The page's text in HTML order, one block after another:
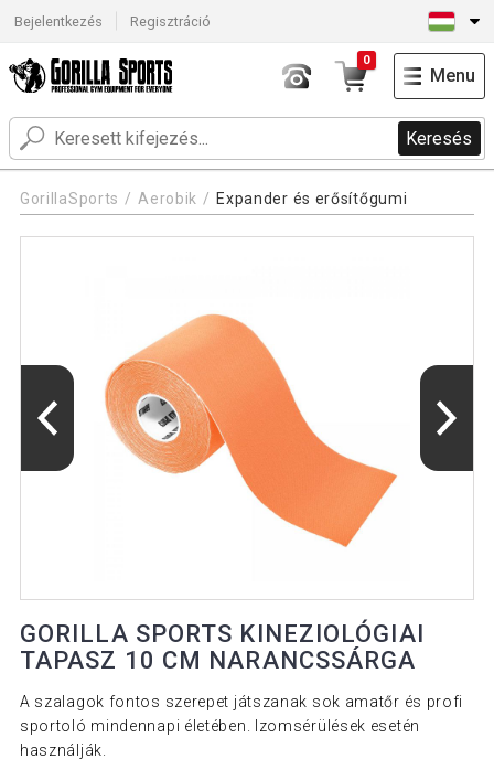
Bejelentkezés Regisztráció
Keresés
0
Menu
GorillaSports Aerobik Expander és erősítőgumi
GORILLA SPORTS KINEZIOLÓGIAI
TAPASZ 10 CM NARANCSSÁRGA
A szalagok fontos szerepet játszanak sok amatőr és profi
sportoló mindennapi életében. Izomsérülések esetén
használják.